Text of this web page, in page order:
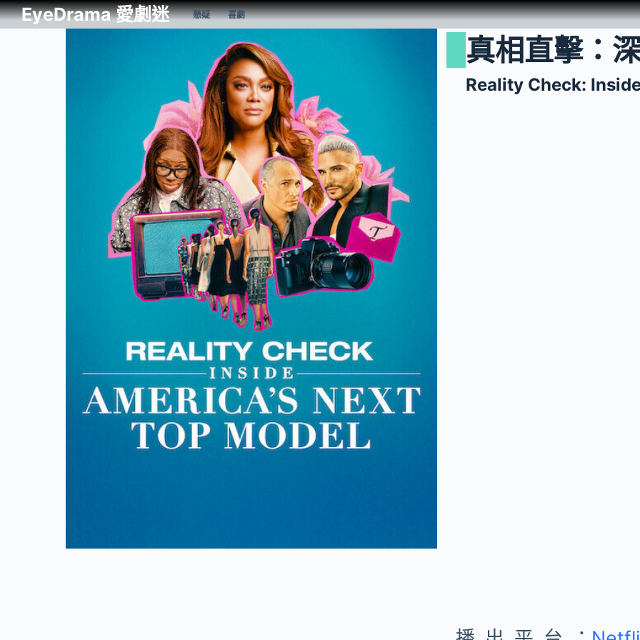
EyeDrama 愛劇迷 懸疑 喜劇
真相直擊：
Reality Check: